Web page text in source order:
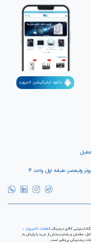
دانلود اپلیکیشن اندروید
قطعات کامپیوتر
تا تجربه‌ای کامل، مطمئن و رضایت‌بخش از خرید را برایتان به
پشتیبانی بی‌نظیر است.